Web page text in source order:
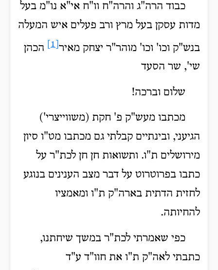
כבוד הרה"ג והרה"ח וו"ח אי"א נו"מ בעל
מדות עסקן בעל מרץ ורב פעלים איש המעלה
בנש"ק וכו' וכו' מוהר"ר יצחק מאיר
הכהן
שי', שר הסעד
שלום וברכה!
מכתבו מעש"ק פ' חקת (משווייצרי')
הגיעני, ובינתיים קבלתי גם מכתבו מט"ו סיון
מירושלים ת"ו. ותשואות חן חן לכת"ר על
כתבו בפרוטרוט על דבר מצב הענינים בנוגע
לחזית הדתית בארה"ק ת"ו ומאמציו
להחיותה.
כפי שאמרתי לכת"ר במשך שיחתנו,
כתבתי לאה"ק ת"ו את חוו"ד ע"ד